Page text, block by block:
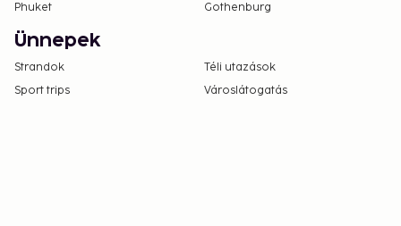
Phuket
Gothenburg
Ünnepek
Strandok
Téli utazások
Sport trips
Városlátogatás